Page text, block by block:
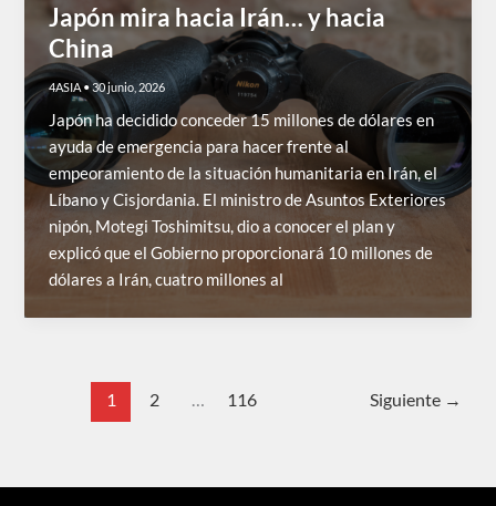
Japón mira hacia Irán… y hacia
China
4ASIA •30 junio, 2026
Japón ha decidido conceder 15 millones de dólares en
ayuda de emergencia para hacer frente al
empeoramiento de la situación humanitaria en Irán, el
Líbano y Cisjordania. El ministro de Asuntos Exteriores
nipón, Motegi Toshimitsu, dio a conocer el plan y
explicó que el Gobierno proporcionará 10 millones de
dólares a Irán, cuatro millones al
1 2 … 116 Siguiente →